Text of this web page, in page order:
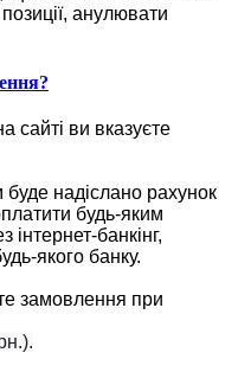
анулювати
сайті ви вказуєте
буде надіслано рахунок
будь-яким
банкінг,
якого банку.
замовлення при